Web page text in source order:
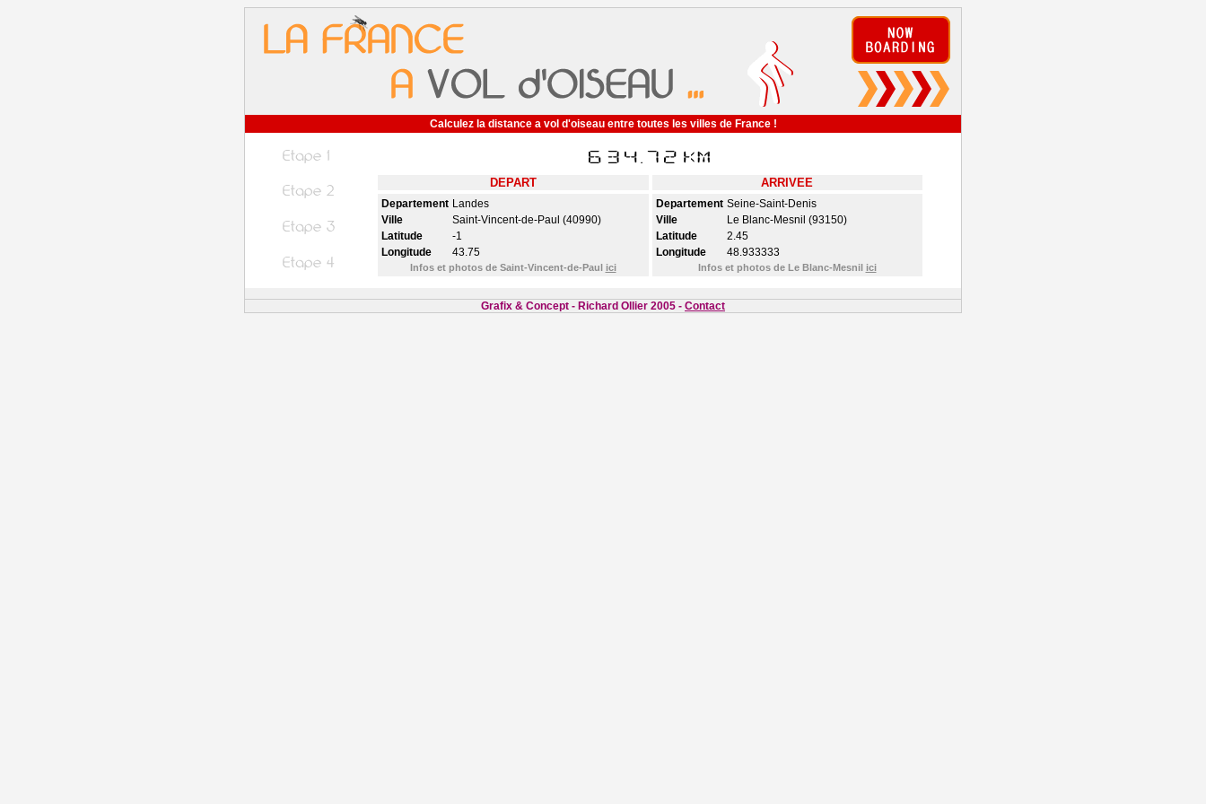
Calculez la distance a vol d'oiseau entre toutes les villes de France !
DEPART ARRIVEE
Departement Landes
Ville
Saint-Vincent-de-Paul (40990)
Latitude
-1
Longitude
43.75
Infos et photos de Saint-Vincent-de-Paul ici
Departement Seine-Saint-Denis
Ville
Le Blanc-Mesnil (93150)
Latitude
2.45
Longitude
48.933333
Infos et photos de Le Blanc-Mesnil ici
Grafix & Concept - Richard Ollier 2005 - Contact